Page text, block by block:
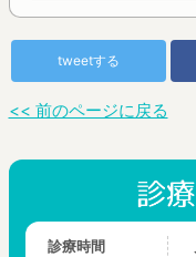
tweetする
<< 前のページに戻る
診療時間